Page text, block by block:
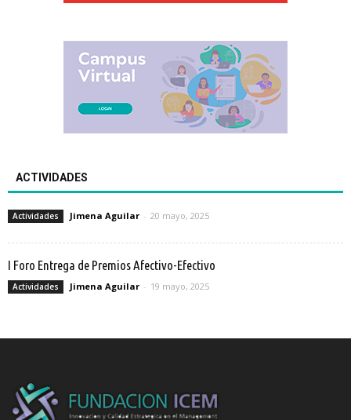
ACTIVIDADES
Actividades Jimena Aguilar - 20 mayo, 2025
I Foro Entrega de Premios Afectivo-Efectivo
Actividades Jimena Aguilar - 19 mayo, 2025